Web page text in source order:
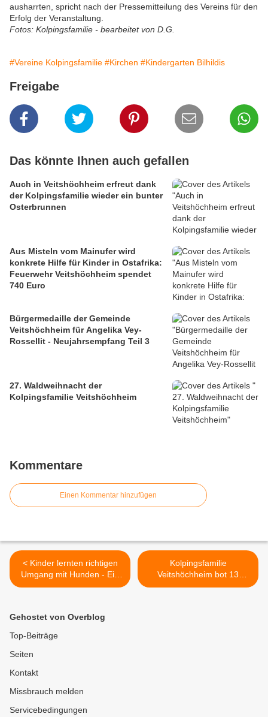
ausharrten, spricht nach der Pressemitteilung des Vereins für den
Erfolg der Veranstaltung.
Fotos: Kolpingsfamilie - bearbeitet von D.G.
#Vereine Kolpingsfamilie #Kirchen #Kindergarten Bilhildis
Freigabe
Das könnte Ihnen auch gefallen
Auch in Veitshöchheim erfreut dank
der Kolpingsfamilie wieder ein bunter
Osterbrunnen
Aus Misteln vom Mainufer wird
konkrete Hilfe für Kinder in Ostafrika:
Feuerwehr Veitshöchheim spendet
740 Euro
Bürgermedaille der Gemeinde
Veitshöchheim für Angelika Vey-
Rossellit - Neujahrsempfang Teil 3
27. Waldweihnacht der
Kolpingsfamilie Veitshöchheim
Kommentare
Einen Kommentar hinzufügen
< Kinder lernten richtigen
Umgang mit Hunden - Ein
einmaliges Erlebnis mit
Ferienprogrammangebot
durch die NaturFreunde
Kolpingsfamilie
Veitshöchheim bot 13
Kindern ein kreatives und
Gehostet von Overblog
Top-Beiträge
Seiten
Kontakt
Missbrauch melden
Servicebedingungen